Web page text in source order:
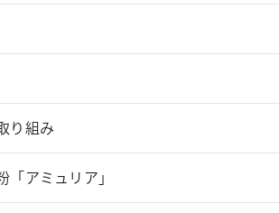
トップ
り組み
「アミュリア」